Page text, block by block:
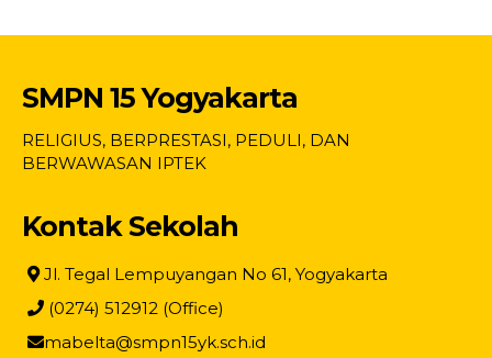
SMPN 15 Yogyakarta
RELIGIUS, BERPRESTASI, PEDULI, DAN
BERWAWASAN IPTEK
Kontak Sekolah
Jl. Tegal Lempuyangan No 61, Yogyakarta
(0274) 512912 (Office)
mabelta@smpn15yk.sch.id